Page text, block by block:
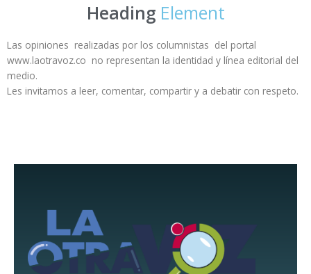
Heading Element
Las opiniones realizadas por los columnistas del portal
www.laotravoz.co no representan la identidad y línea editorial del
medio.
Les invitamos a leer, comentar, compartir y a debatir con respeto.